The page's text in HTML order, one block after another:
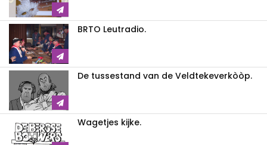
BRTO Leutradio.
De tussestand van de Veldtekeverkòòp.
Wagetjes kijke.